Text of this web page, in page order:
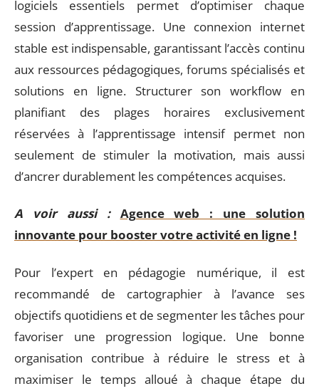
logiciels essentiels permet d’optimiser chaque
session d’apprentissage. Une connexion internet
stable est indispensable, garantissant l’accès continu
aux ressources pédagogiques, forums spécialisés et
solutions en ligne. Structurer son workflow en
planifiant des plages horaires exclusivement
réservées à l’apprentissage intensif permet non
seulement de stimuler la motivation, mais aussi
d’ancrer durablement les compétences acquises.
A voir aussi :
Agence web : une solution
innovante pour booster votre activité en ligne !
Pour l’expert en pédagogie numérique, il est
recommandé de cartographier à l’avance ses
objectifs quotidiens et de segmenter les tâches pour
favoriser une progression logique. Une bonne
organisation contribue à réduire le stress et à
maximiser le temps alloué à chaque étape du